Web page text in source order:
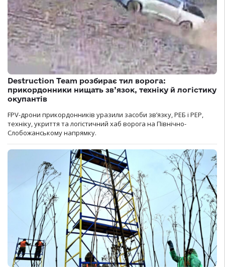
Destruction Team розбирає тил ворога:
прикордонники нищать зв’язок, техніку й логістику
окупантів
FPV-дрони прикордонників уразили засоби зв’язку, РЕБ і РЕР,
техніку, укриття та логістичний хаб ворога на Північно-
Слобожанському напрямку.